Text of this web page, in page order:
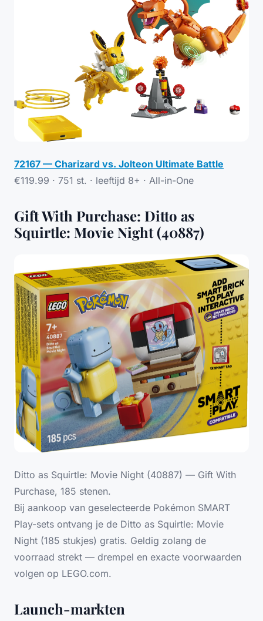
72167 — Charizard vs. Jolteon Ultimate Battle
€119.99 · 751 st. · leeftijd 8+ · All-in-One
Gift With Purchase: Ditto as
Squirtle: Movie Night (40887)
Ditto as Squirtle: Movie Night (40887) — Gift With
Purchase, 185 stenen.
Bij aankoop van geselecteerde Pokémon SMART
Play-sets ontvang je de Ditto as Squirtle: Movie
Night (185 stukjes) gratis. Geldig zolang de
voorraad strekt — drempel en exacte voorwaarden
volgen op LEGO.com.
Launch-markten